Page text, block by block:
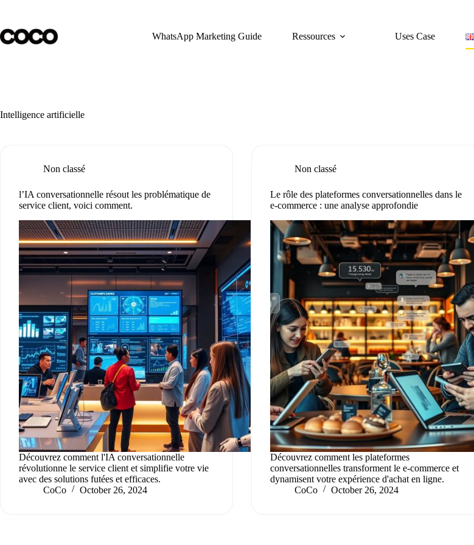
content
WhatsApp Marketing Guide
Ressources Uses Case
Intelligence artificielle
Non classé
l’IA conversationnelle résout les problématique de
service client, voici comment.
Découvrez comment l'IA conversationnelle
révolutionne le service client et simplifie votre vie
avec des solutions futées et efficaces.
CoCo
October 26, 2024
Non classé
Le rôle des plateformes conversationnelles dans le
e-commerce : une analyse approfondie
Découvrez comment les plateformes
conversationnelles transforment le e-commerce et
dynamisent votre expérience d'achat en ligne.
CoCo
October 26, 2024